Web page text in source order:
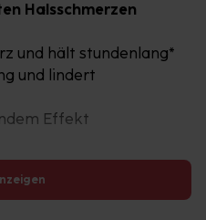
Halsschmerzen
und hält stundenlang*
und lindert
Effekt